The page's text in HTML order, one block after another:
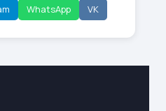
WhatsApp VK